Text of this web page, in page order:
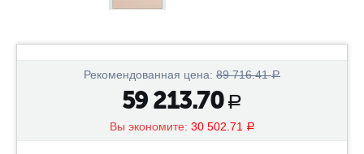
Рекомендованная цена: 89 716.41 Р
59 213.70 Р
Вы экономите: 30 502.71 Р